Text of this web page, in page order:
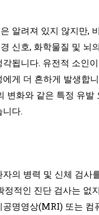
알려져 있지 않지만,
신호, 화학물질 및 뇌
됩니다. 유전적 소인
게 더 흔하게 발생합
변화와 같은 특정 유발
다.
의 병력 및 신체 검사
정적인 진단 검사는 없
명영상(MRI) 또는 컴